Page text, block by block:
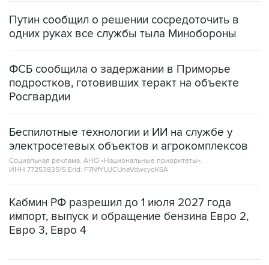
Путин сообщил о решении сосредоточить в
одних руках все службы тыла Минобороны
ФСБ сообщила о задержании в Приморье
подростков, готовивших теракт на объекте
Росгвардии
Беспилотные технологии и ИИ на службе у
электросетевых объектов и агрокомплексов
Социальная реклама, АНО «Национальные приоритеты».
ИНН 7725383515 Erid: F7NfYUJCUneVdwcydK6A
Кабмин РФ разрешил до 1 июля 2027 года
импорт, выпуск и обращение бензина Евро 2,
Евро 3, Евро 4